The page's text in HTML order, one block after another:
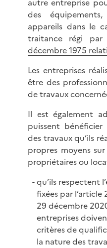
autre entreprise
des
appareils dans le
traitance régi
décembre 1975
Les entreprises
être des
de travaux
Il est également
puissent
des travaux qu’ils
propres moyens
propriétaires ou
qu’ils respectent
fixées par l’article
29 décembre
entreprises
critères de
la nature des